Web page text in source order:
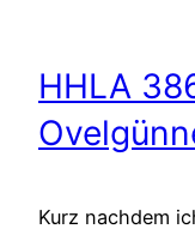
HHLA
Kurz nachdem